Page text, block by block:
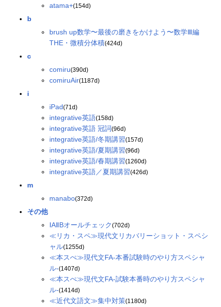
atama+(154d)
b
brush up数学〜最後の磨きをかけよう〜数学Ⅲ編
THE・微積分体積(424d)
c
comiru(390d)
comiruAir(1187d)
i
iPad(71d)
integrative英語(158d)
integrative英語 冠詞(96d)
integrative英語/冬期講習(157d)
integrative英語/夏期講習(96d)
integrative英語/春期講習(1260d)
integrative英語／夏期講習(426d)
m
manabo(372d)
その他
ⅠAⅡBオールチェック(702d)
≪リカ・スペ≫現代文リカバリーショット・スペシ
ャル(1255d)
≪本スぺ≫現代文FA-本番試験時のやり方スペシャ
ル-(1407d)
≪本スぺ≫現代文FA-試験本番時のやり方スペシャ
ル-(1414d)
≪近代文語文≫集中対策(1180d)